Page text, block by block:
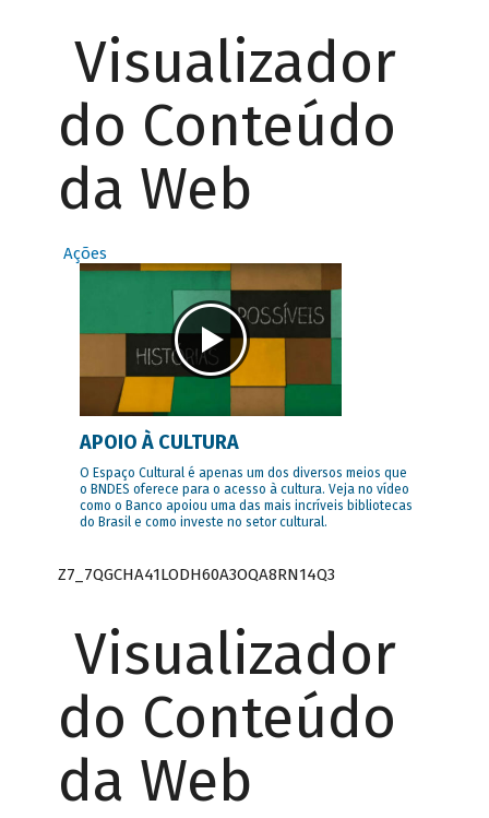
Visualizador
do Conteúdo
da Web
Ações
APOIO À CULTURA
O Espaço Cultural é apenas um dos diversos meios que
o BNDES oferece para o acesso à cultura. Veja no vídeo
como o Banco apoiou uma das mais incríveis bibliotecas
do Brasil e como investe no setor cultural.
Z7_7QGCHA41LODH60A3OQA8RN14Q3
Visualizador
do Conteúdo
da Web